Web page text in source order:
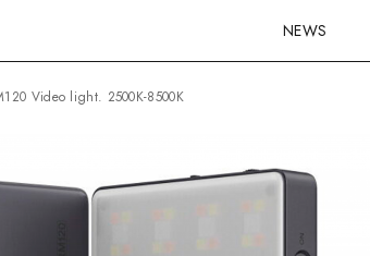
NEWS
Video light. 2500K-8500K